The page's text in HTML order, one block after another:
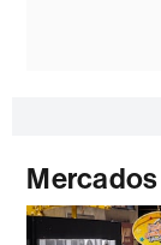
Mercados